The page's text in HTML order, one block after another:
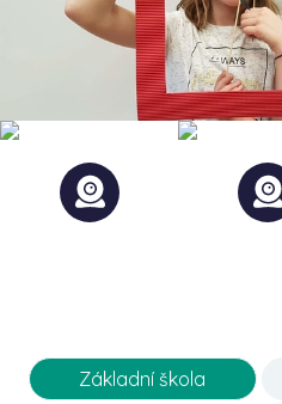
Základní škola